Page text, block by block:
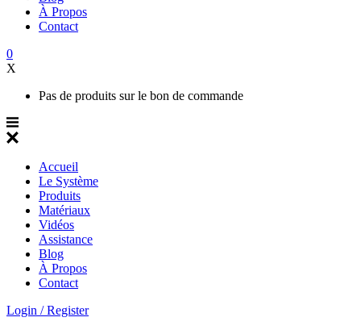
À Propos
Contact
0
X
Pas de produits sur le bon de commande
Accueil
Le Système
Produits
Matériaux
Vidéos
Assistance
Blog
À Propos
Contact
Login / Register